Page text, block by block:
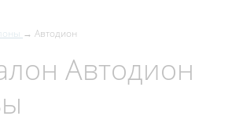
Автодион
Автодион